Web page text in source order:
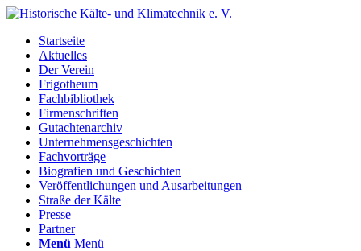
Startseite
Aktuelles
Der Verein
Frigotheum
Fachbibliothek
Firmenschriften
Gutachtenarchiv
Unternehmensgeschichten
Fachvorträge
Biografien und Geschichten
Veröffentlichungen und Ausarbeitungen
Straße der Kälte
Presse
Partner
Menü Menü